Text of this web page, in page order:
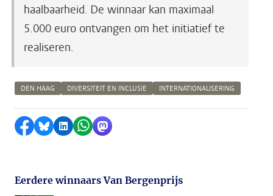
haalbaarheid. De winnaar kan maximaal
5.000 euro ontvangen om het initiatief te
realiseren.
DEN HAAG DIVERSITEIT EN INCLUSIE INTERNATIONALISERING
Delen op Facebook
Delen via Bluesky
Delen op LinkedIn
Delen via WhatsApp
Delen via Mastodon
Eerdere winnaars Van Bergenprijs